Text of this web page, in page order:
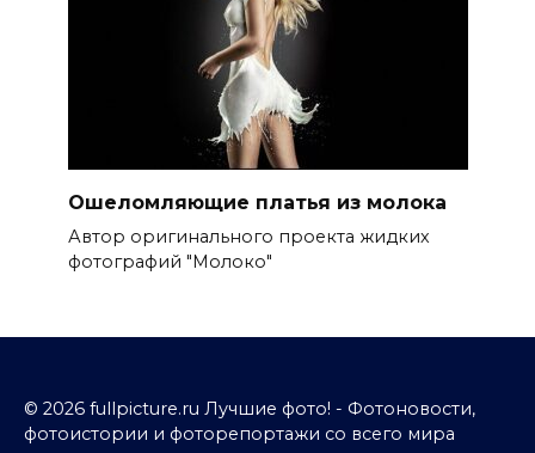
Ошеломляющие платья из молока
Автор оригинального проекта жидких
фотографий "Молоко"
© 2026 fullpicture.ru Лучшие фото! - Фотоновости,
фотоистории и фоторепортажи со всего мира